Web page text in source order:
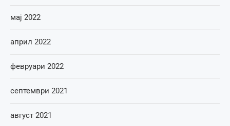
мај 2022
април 2022
февруари 2022
септември 2021
август 2021